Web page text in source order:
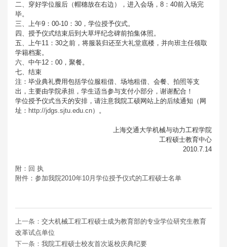
二、穿好学位服后（帽穗放在右边），进入会场，8：40前入场完
毕。
三、上午9：00-10：30，学位授予仪式。
四、授予仪式结束后到大草坪纪念碑前拍集体照。
五、上午11：30之前，将服装归还至大礼堂底楼，并向班主任领取
学籍档案。
六、中午12：00，聚餐。
七、结束
注：毕业典礼费用包括学位服租借、场地租借、会餐、拍照等支
出，主要由学院承担，学生适当参与支付小部分，谢谢配合！
学位授予仪式当天的安排，请注意我院工硕网站上的后续通知（网
址： http://jdgs.sjtu.edu.cn）。
上海交通大学机械与动力工程学院
工程硕士教育中心
2010.7.14
附：回 执
附件：参加我院2010年10月学位授予仪式的工程硕士名单
上一条： 交大机械工程工程硕士成为教育部的专业学位研究生教育
改革试点单位
下一条： 我院工程硕士校友首次返校庆典纪要